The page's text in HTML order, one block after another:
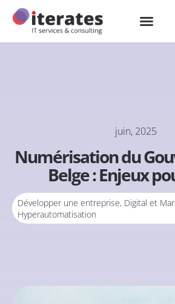
juin, 2025
Numérisation du
Belge : Enjeux
Développer une entreprise, Digital et
Hyperautomatisation